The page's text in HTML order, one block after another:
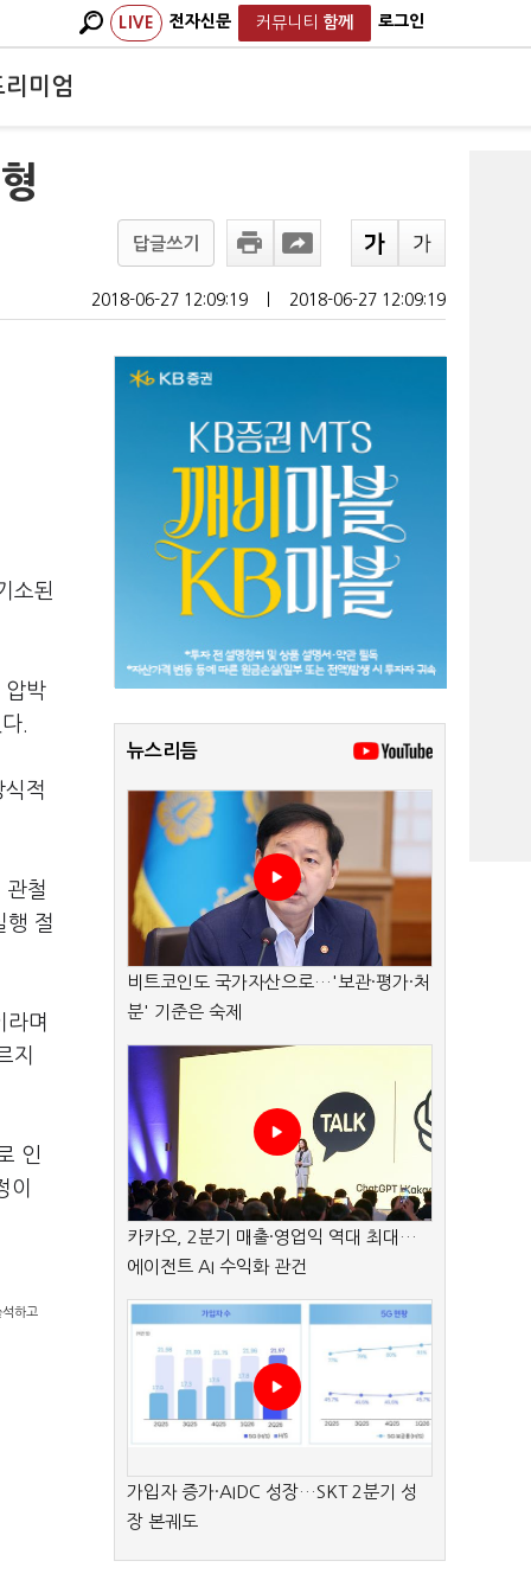
LIVE 전자신문 커뮤니티 함께 로그인
리미엄
답글쓰기
2018-06-27 12:09:19 2018-06-27 12:09:19
소된
압박
.
적
관철
행 절
며
지
인
이
하고
뉴스리듬
비트코인도 국가자산으로…'보관·평가·처
분' 기준은 숙제
카카오, 2분기 매출·영업익 역대 최대…
에이전트 AI 수익화 관건
가입자 증가·AIDC 성장…SKT 2분기 성
장 본궤도